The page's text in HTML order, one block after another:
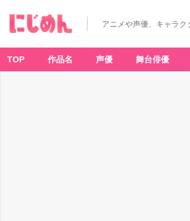
アニメや声優、キャラ
TOP 作品名 声優 舞台俳優